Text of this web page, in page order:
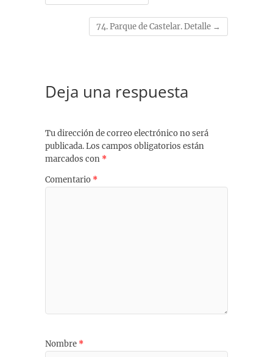
74. Parque de Castelar. Detalle →
Deja una respuesta
Tu dirección de correo electrónico no será
publicada.Los campos obligatorios están
marcados con *
Comentario *
Nombre *